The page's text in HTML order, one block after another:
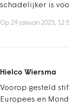
schadelijker is
Op 29 januari 2025,
Hielco Wiersma
Voorop gesteld
Europees en